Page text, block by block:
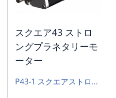
スクエア43 ストロ
ングプラネタリーモ
ーター
P43-1 スクエアストロン